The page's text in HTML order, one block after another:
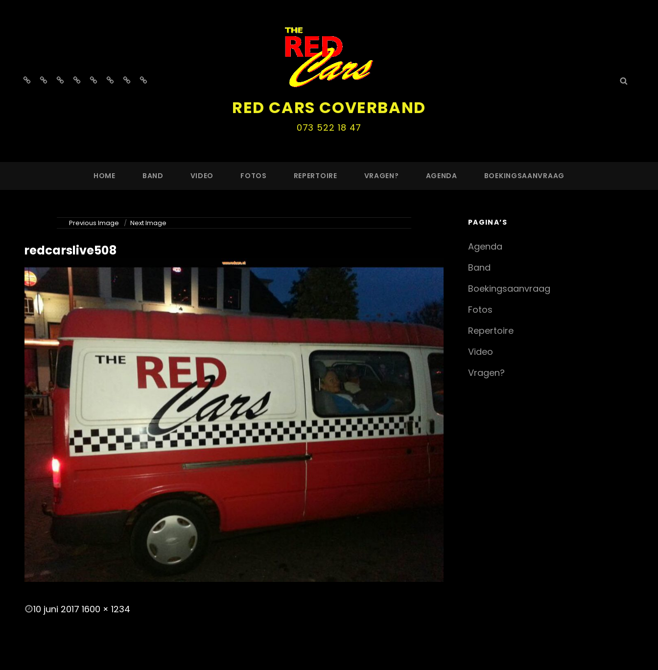
HomeBandVideoFotosRepertoire
Vragen?AgendaBoekingsaanvraag
RED CARS COVERBAND
073 522 18 47
Search
HOME BAND VIDEO FOTOS REPERTOIRE VRAGEN? AGENDA BOEKINGSAANVRAAG
Previous Image Next Image
redcarslive508
POSTED
10 juni 2017 1600 × 1234
PAGINA’S
Agenda
Band
Boekingsaanvraag
Fotos
Repertoire
Video
Vragen?